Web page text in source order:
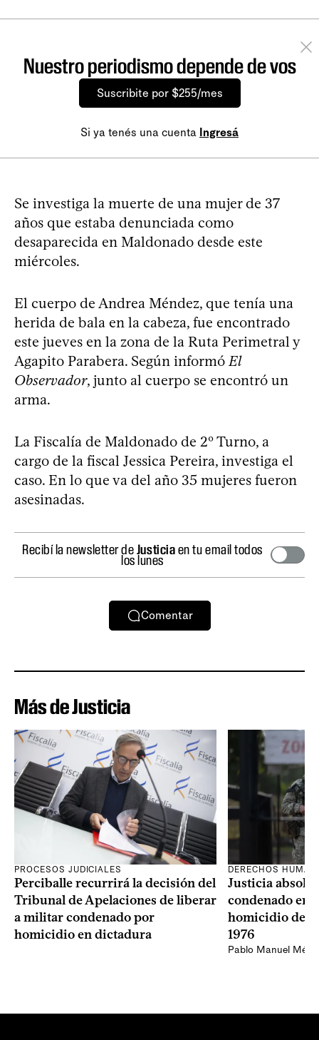
Nuestro periodismo depende de vos
Suscribite por $255/mes
Si ya tenés una cuenta Ingresá
Se investiga la muerte de una mujer de 37
años que estaba denunciada como
desaparecida en Maldonado desde este
miércoles.
El cuerpo de Andrea Méndez, que tenía una
herida de bala en la cabeza, fue encontrado
este jueves en la zona de la Ruta Perimetral y
Agapito Parabera. Según informó El
Observador, junto al cuerpo se encontró un
arma.
La Fiscalía de Maldonado de 2º Turno, a
cargo de la fiscal Jessica Pereira, investiga el
caso. En lo que va del año 35 mujeres fueron
asesinadas.
Recibí la newsletter deJusticiaen tu email todos
los lunes
Comentar
Más de Justicia
PROCESOS JUDICIALES
Perciballe recurrirá la decisión del
Tribunal de Apelaciones de liberar
a militar condenado por
homicidio en dictadura
DERECHOS
Justicia
condenado en
homicidio de
1976
Pablo Manuel